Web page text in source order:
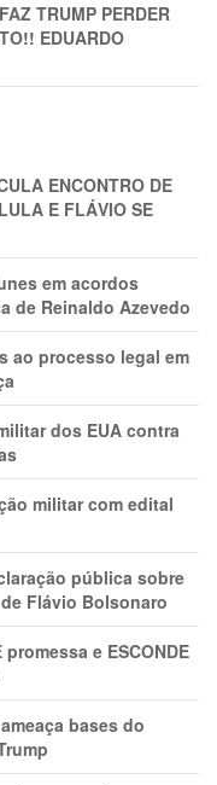
TRUMP PERDER
EDUARDO
ENCONTRO DE
E FLÁVIO SE
em acordos
de Reinaldo Azevedo
ao processo legal em
dos EUA contra
militar com edital
pública sobre
Flávio Bolsonaro
e ESCONDE
bases do